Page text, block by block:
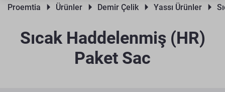
Proemtia Ürünler Demir Çelik Yassı Ürünler
Sıcak Haddelenmiş (HR)
Paket Sac